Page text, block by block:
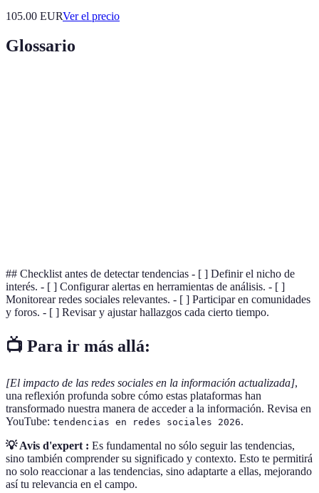
105.00 EURVer el precio
Glossario
## Checklist antes de detectar tendencias - [ ] Definir el nicho de
interés. - [ ] Configurar alertas en herramientas de análisis. - [ ]
Monitorear redes sociales relevantes. - [ ] Participar en comunidades
y foros. - [ ] Revisar y ajustar hallazgos cada cierto tiempo.
📺 Para ir más allá:
[El impacto de las redes sociales en la información actualizada],
una reflexión profunda sobre cómo estas plataformas han
transformado nuestra manera de acceder a la información. Revisa en
YouTube: tendencias en redes sociales 2026.
💡 Avis d'expert : Es fundamental no sólo seguir las tendencias,
sino también comprender su significado y contexto. Esto te permitirá
no solo reaccionar a las tendencias, sino adaptarte a ellas, mejorando
así tu relevancia en el campo.